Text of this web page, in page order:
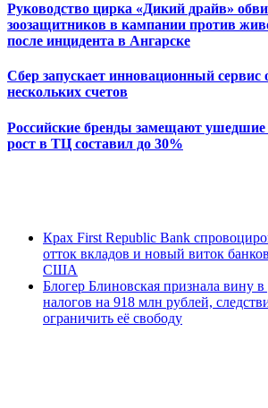
Руководство цирка «Дикий драйв»
зоозащитников в кампании против
после инцидента в Ангарске
Сбер запускает инновационный сервис
нескольких счетов
Российские бренды замещают ушедшие
рост в ТЦ составил до 30%
Крах First Republic Bank
отток вкладов и новый виток
США
Блогер Блиновская признала вину
налогов на 918 млн рублей,
ограничить её свободу